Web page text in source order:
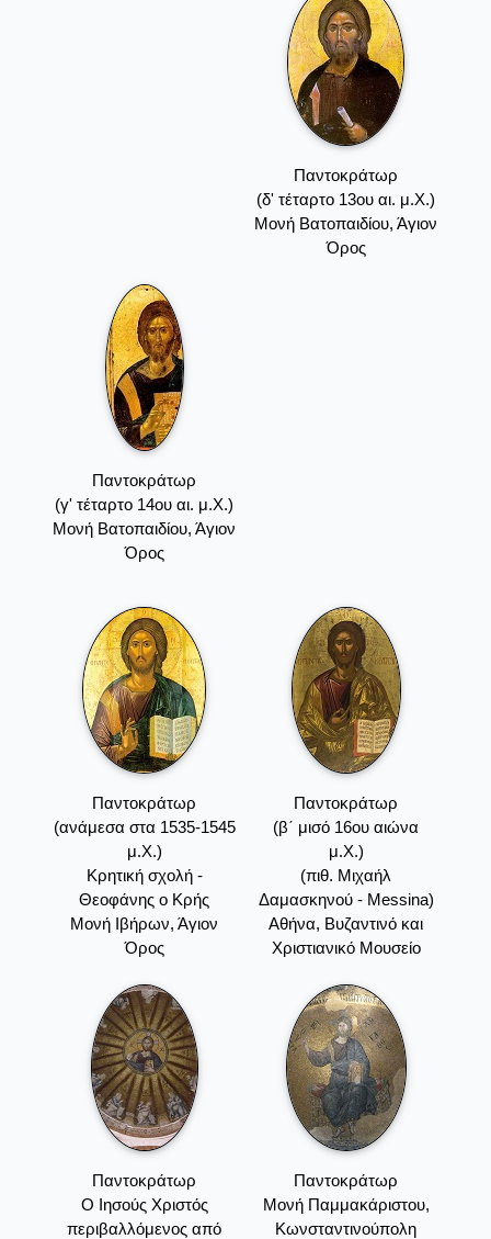
Παντοκράτωρ
(δ' τέταρτο 13ου αι. μ.Χ.)
Mονή Bατοπαιδίου, Άγιον
Όρος
Παντοκράτωρ
(γ' τέταρτο 14ου αι. μ.Χ.)
Mονή Bατοπαιδίου, Άγιον
Όρος
Παντοκράτωρ
(ανάμεσα στα 1535-1545
μ.Χ.)
Kρητική σχολή -
Θεοφάνης ο Kρής
Mονή Iβήρων, Άγιον
Όρος
Παντοκράτωρ
(β΄ μισό 16ου αιώνα
μ.Χ.)
(πιθ. Μιχαήλ
Δαμασκηνού - Messina)
Αθήνα, Βυζαντινό και
Χριστιανικό Μουσείο
Παντοκράτωρ
Ο Ιησούς Χριστός
περιβαλλόμενος από
Παντοκράτωρ
Μονή Παμμακάριστου,
Κωνσταντινούπολη